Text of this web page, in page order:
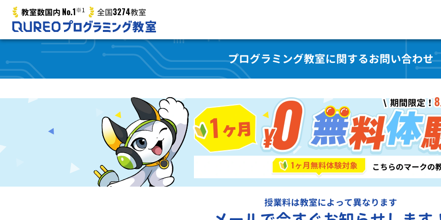
教室数国内 No.1※1 全国3274教室
プログラミング教室に関するお問い合わせ
授業料は教室によって異なります